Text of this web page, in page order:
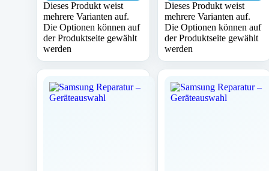
Dieses Produkt weist
mehrere Varianten auf.
Die Optionen können auf
der Produktseite gewählt
werden
Dieses Produkt weist
mehrere Varianten auf.
Die Optionen können auf
der Produktseite gewählt
werden